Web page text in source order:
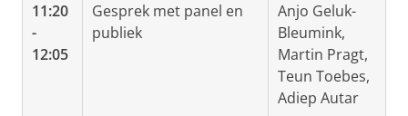
11:20
-
12:05
Gesprek met panel en
publiek
Anjo Geluk-
Bleumink,
Martin Pragt,
Teun Toebes,
Adiep Autar